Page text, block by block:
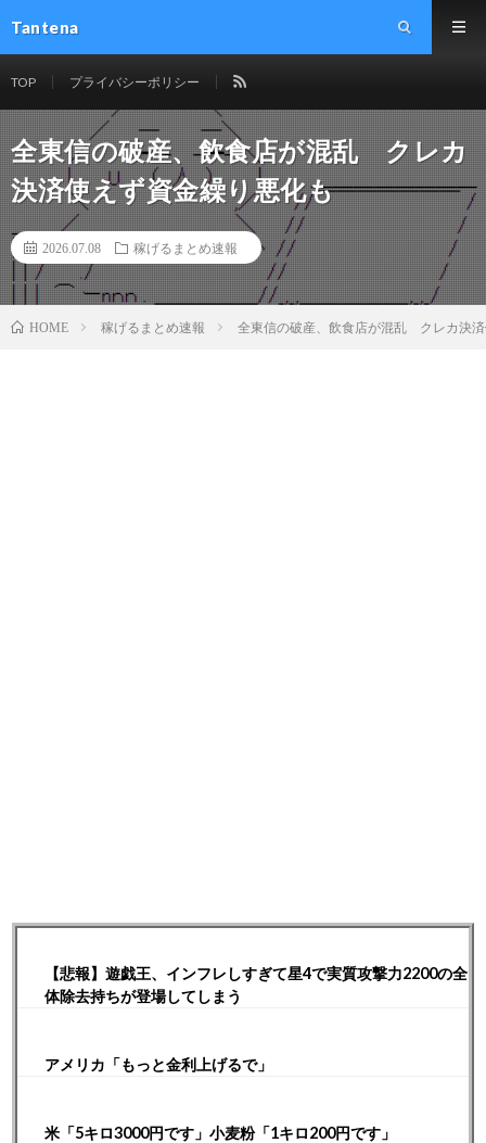
Tantena
TOP プライバシーポリシー
全東信の破産、飲食店が混乱 クレカ
決済使えず資金繰り悪化も
2026.07.08 稼げるまとめ速報
HOME 稼げるまとめ速報 全東信の破産、飲食店が混乱 クレカ決
【悲報】遊戯王、インフレしすぎて星4で実質攻撃力2200の全
体除去持ちが登場してしまう
アメリカ「もっと金利上げるで」
米「5キロ3000円です」小麦粉「1キロ200円です」